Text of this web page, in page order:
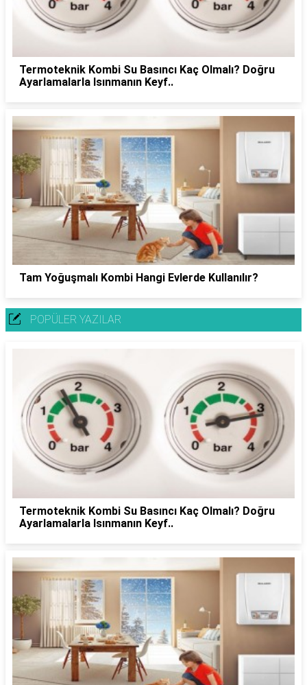
Termoteknik Kombi Su Basıncı Kaç Olmalı? Doğru
Ayarlamalarla Isınmanın Keyf..
Tam Yoğuşmalı Kombi Hangi Evlerde Kullanılır?
POPÜLER YAZILAR
Termoteknik Kombi Su Basıncı Kaç Olmalı? Doğru
Ayarlamalarla Isınmanın Keyf..